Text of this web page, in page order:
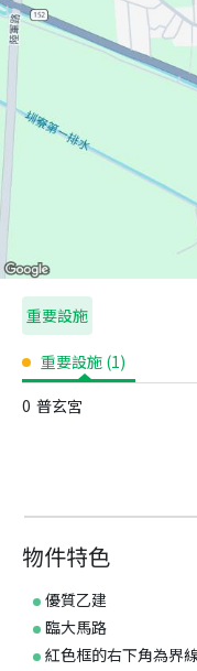
物件特色
優質乙建
臨大馬路
紅色框的右下角為界
重要設施
重要設施 (1)
0 普玄宮